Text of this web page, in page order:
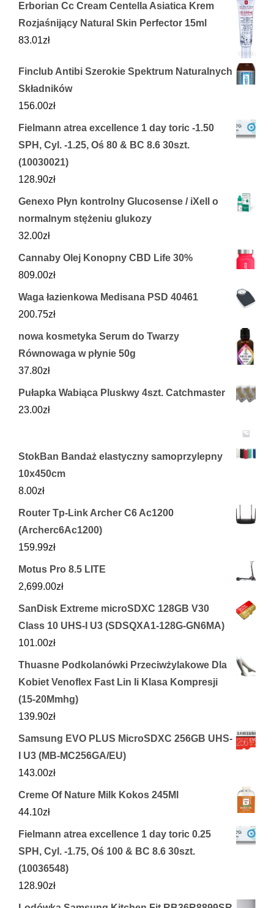
Erborian Cc Cream Centella Asiatica Krem
Rozjaśnijący Natural Skin Perfector 15ml
83.01zł
Finclub Antibi Szerokie Spektrum Naturalnych
Składników
156.00zł
Fielmann atrea excellence 1 day toric -1.50
SPH, Cyl. -1.25, Oś 80 & BC 8.6 30szt.
(10030021)
128.90zł
Genexo Płyn kontrolny Glucosense / iXell o
normalnym stężeniu glukozy
32.00zł
Cannaby Olej Konopny CBD Life 30%
809.00zł
Waga łazienkowa Medisana PSD 40461
200.75zł
nowa kosmetyka Serum do Twarzy
Równowaga w płynie 50g
37.80zł
Pułapka Wabiąca Pluskwy 4szt. Catchmaster
23.00zł
StokBan Bandaż elastyczny samoprzylepny
10x450cm
8.00zł
Router Tp-Link Archer C6 Ac1200
(Archerc6Ac1200)
159.99zł
Motus Pro 8.5 LITE
2,699.00zł
SanDisk Extreme microSDXC 128GB V30
Class 10 UHS-I U3 (SDSQXA1-128G-GN6MA)
101.00zł
Thuasne Podkolanówki Przeciwżylakowe Dla
Kobiet Venoflex Fast Lin Ii Klasa Kompresji
(15-20Mmhg)
139.90zł
Samsung EVO PLUS MicroSDXC 256GB UHS-
I U3 (MB-MC256GA/EU)
143.00zł
Creme Of Nature Milk Kokos 245Ml
44.10zł
Fielmann atrea excellence 1 day toric 0.25
SPH, Cyl. -1.75, Oś 100 & BC 8.6 30szt.
(10036548)
128.90zł